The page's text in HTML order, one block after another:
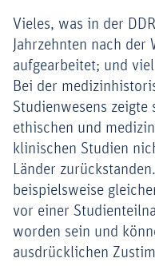
Mitglied werden!
Medien
Vieles, was in der
Jahrzehnten nach
aufgearbeitet; und
Bei der
Studienwesens
ethischen und
klinischen Studien
Länder
beispielsweise
vor einer
worden sein und
ausdrücklichen